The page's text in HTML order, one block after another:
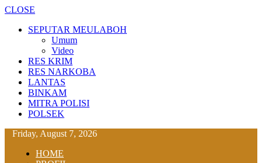
CLOSE
SEPUTAR MEULABOH
Umum
Video
RES KRIM
RES NARKOBA
LANTAS
BINKAM
MITRA POLISI
POLSEK
Friday, August 7, 2026
HOME